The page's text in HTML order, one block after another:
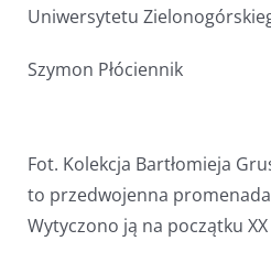
Uniwersytetu
Szymon Płóciennik
Fot. Kolekcja Bartłomieja
to przedwojenna
Wytyczono ją na początku XX